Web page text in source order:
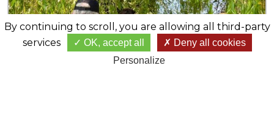
By continuing to scroll,you are allowing all third-party
services
OK, accept all
Deny all cookies
Personalize